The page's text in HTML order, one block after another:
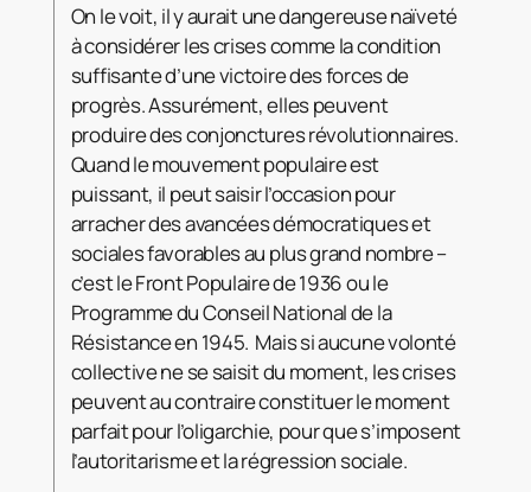
On le voit, il y aurait une dangereuse naïveté
à considérer les crises comme la condition
suffisante d’une victoire des forces de
progrès. Assurément, elles peuvent
produire des conjonctures révolutionnaires.
Quand le mouvement populaire est
puissant, il peut saisir l’occasion pour
arracher des avancées démocratiques et
sociales favorables au plus grand nombre –
c’est le Front Populaire de 1936 ou le
Programme du Conseil National de la
Résistance en 1945. Mais si aucune volonté
collective ne se saisit du moment, les crises
peuvent au contraire constituer le moment
parfait pour l’oligarchie, pour que s’imposent
l’autoritarisme et la régression sociale.